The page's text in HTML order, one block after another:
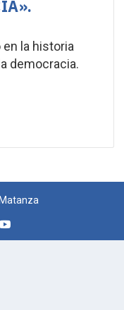
la historia
democracia.